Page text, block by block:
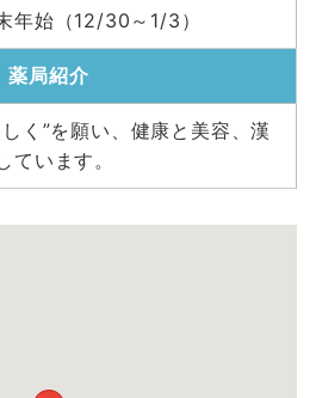
年始（12/30～1/3）
薬局紹介
く”を願い、健康と美容、漢
ています。